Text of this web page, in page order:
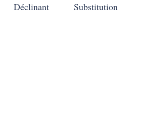
Déclinant Substitution